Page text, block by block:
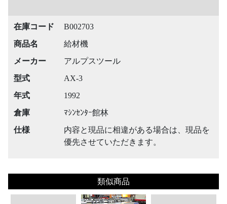
在庫コード
B002703
商品名
給材機
メーカー
アルプスツール
型式
AX-3
年式
1992
倉庫
ﾏｼﾝｾﾝﾀｰ館林
仕様
内容と現品に相違がある場合は、現品を
優先させていただきます。
類似商品